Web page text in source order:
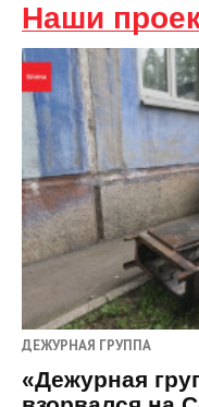
Наши
ДЕЖУРНАЯ ГРУППА
«Дежурная